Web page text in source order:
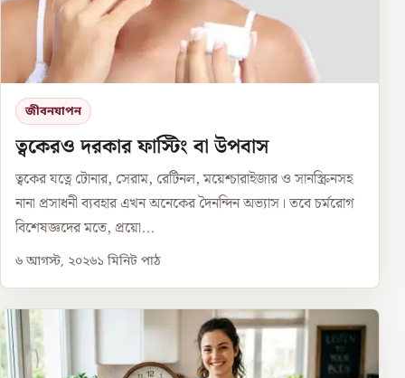
জীবনযাপন
ত্বকেরও দরকার ফাস্টিং বা উপবাস
ত্বকের যত্নে টোনার, সেরাম, রেটিনল, ময়েশ্চারাইজার ও সানস্ক্রিনসহ
নানা প্রসাধনী ব্যবহার এখন অনেকের দৈনন্দিন অভ্যাস। তবে চর্মরোগ
বিশেষজ্ঞদের মতে, প্রয়ো...
৬ আগস্ট, ২০২৬১ মিনিট পাঠ